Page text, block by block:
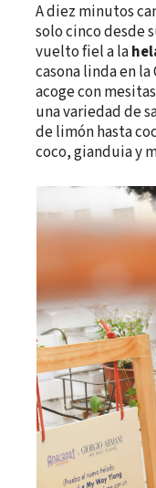
A diez minutos
solo cinco desde
vuelto fiel a la
casona linda en
acoge con
una variedad de
de limón hasta
coco, gianduia y